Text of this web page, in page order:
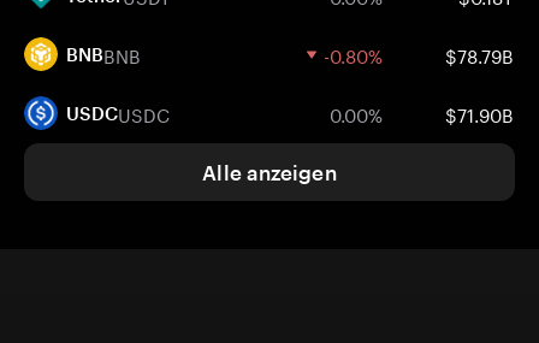
BNBBNB -0.80% $78.79B
USDCUSDC 0.00% $71.90B
Alle anzeigen